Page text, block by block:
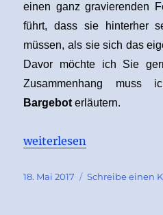
einen ganz gravierenden
führt, dass sie hinterher
müssen, als sie sich das
Davor möchte ich Sie
Zusammenhang muss
Bargebot erläutern.
„Bargebot bei der
weiterlesen
Veröffentlicht
18. Mai 2017 Schreibe einen